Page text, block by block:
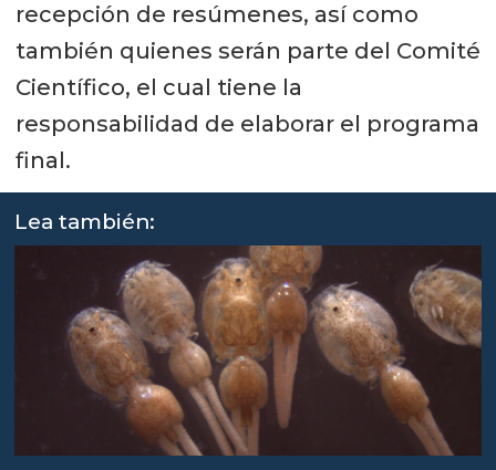
recepción de resúmenes, así como
también quienes serán parte del Comité
Científico, el cual tiene la
responsabilidad de elaborar el programa
final.
Lea también: